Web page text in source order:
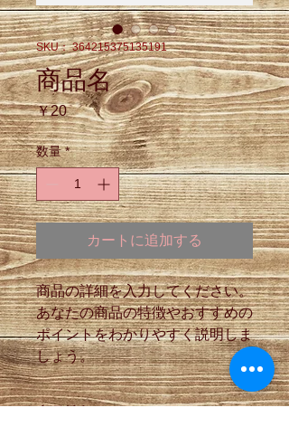
SKU： 364215375135191
商品名
￥20価
格
数量 *
カートに追加する
商品の詳細を入力してください。
あなたの商品の特徴やおすすめの
ポイントをわかりやすく説明しま
しょう。